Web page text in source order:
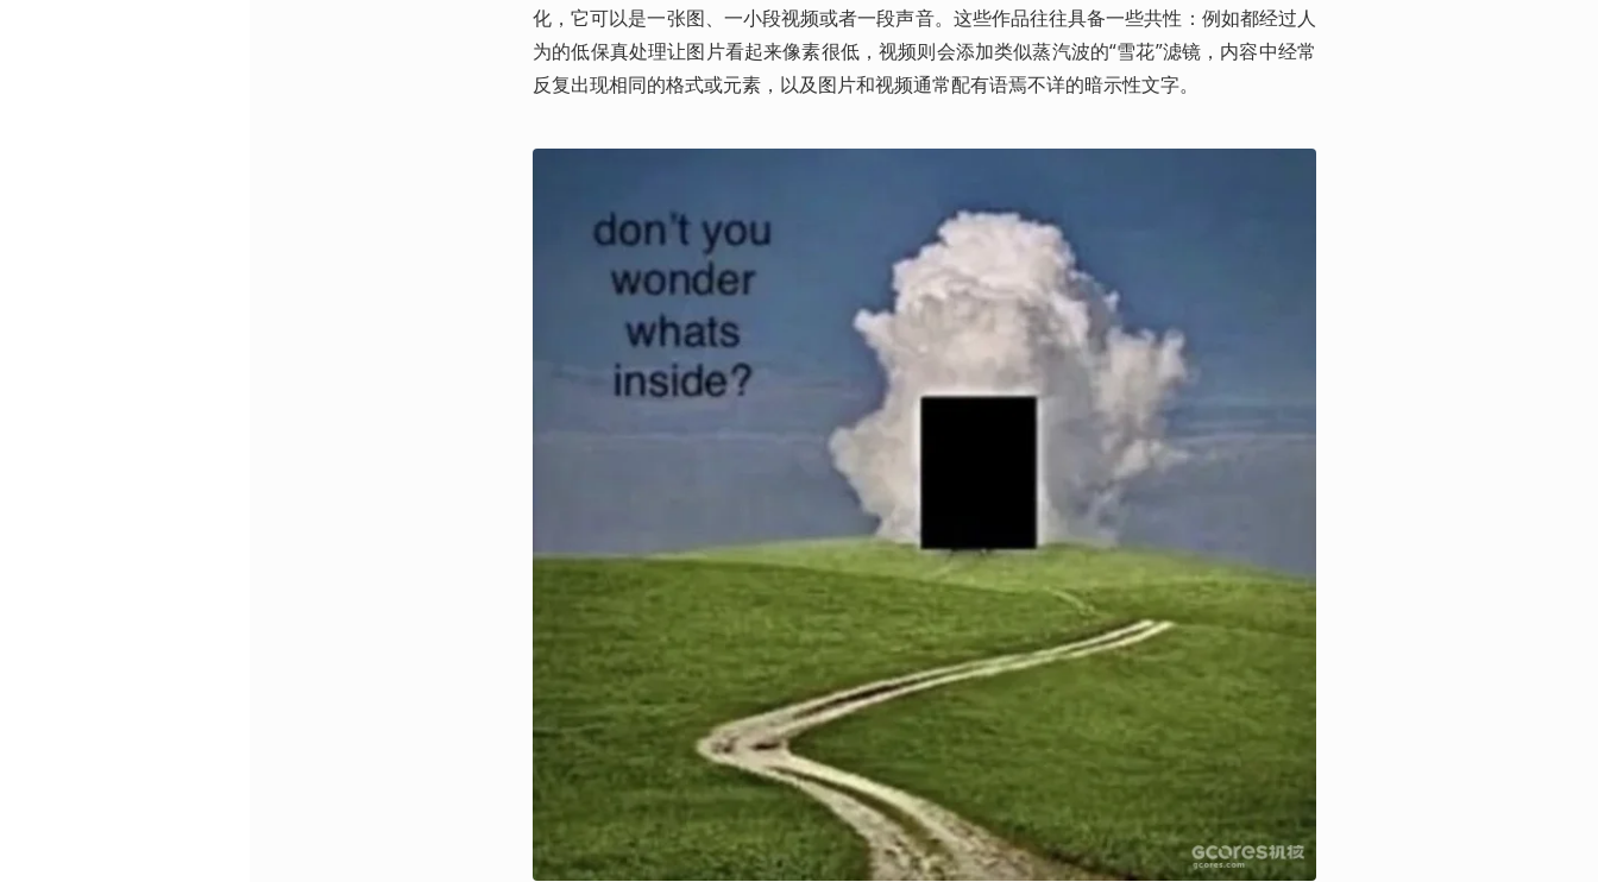
化，它可以是一张图、一小段视频或者一段声音。这些作品往往具备一些共性：例如都经过人
为的低保真处理让图片看起来像素很低，视频则会添加类似蒸汽波的“雪花”滤镜，内容中经常
反复出现相同的格式或元素，以及图片和视频通常配有语焉不详的暗示性文字。